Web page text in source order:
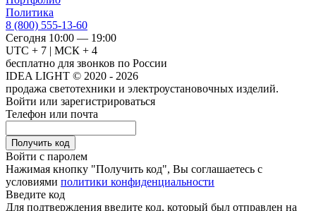
Политика
8 (800) 555-13-60
Сегодня 10:00 — 19:00
UTC + 7 | МСК + 4
бесплатно для звонков по России
IDEA LIGHT © 2020 - 2026
продажа светотехники и электроустановочных изделий.
Войти или зарегистрироваться
Телефон или почта
Получить код
Войти с паролем
Нажимая кнопку "Получить код", Вы соглашаетесь с
условиями политики конфиденциальности
Введите код
Для подтверждения введите код, который был отправлен на